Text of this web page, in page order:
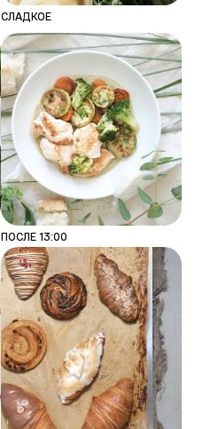
СЛАДКОЕ
ПОСЛЕ 13:00